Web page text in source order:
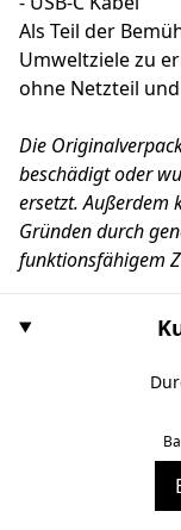
Als Teil der
Umweltziele zu
ohne Netzteil
Die
beschädigt oder
ersetzt. Außerdem
Gründen durch
funktionsfähigem